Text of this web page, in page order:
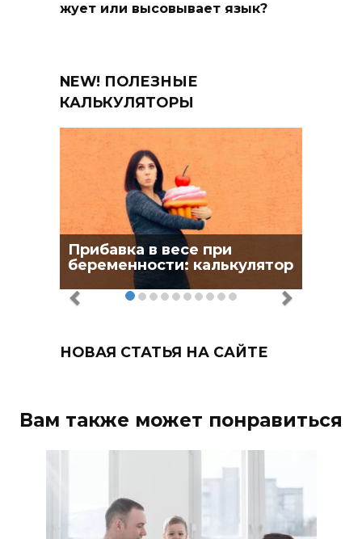
жует или высовывает язык?
NEW! ПОЛЕЗНЫЕ
КАЛЬКУЛЯТОРЫ
Прибавка в весе при
беременности: калькулятор
НОВАЯ СТАТЬЯ НА САЙТЕ
Вам также может понравиться